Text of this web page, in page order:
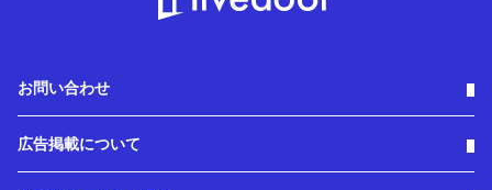
お問い合わせ
広告掲載について